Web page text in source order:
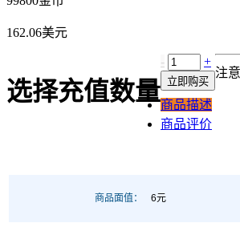
162.06美元
选择充值数量
- +
立即购买
注
商品描述
商品评价
商品面值： 6元